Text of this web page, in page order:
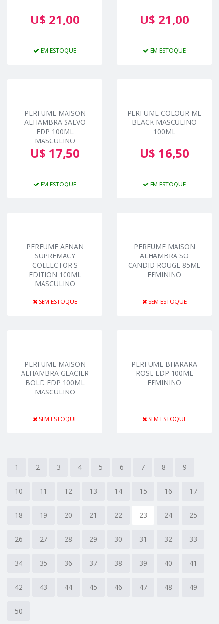
U$ 21,00
EM ESTOQUE
U$ 21,00
EM ESTOQUE
PERFUME MAISON
ALHAMBRA SALVO
EDP 100ML
MASCULINO
U$ 17,50
EM ESTOQUE
PERFUME COLOUR ME
BLACK MASCULINO
100ML
U$ 16,50
EM ESTOQUE
PERFUME AFNAN
SUPREMACY
COLLECTOR'S
EDITION 100ML
MASCULINO
SEM ESTOQUE
PERFUME MAISON
ALHAMBRA SO
CANDID ROUGE 85ML
FEMININO
SEM ESTOQUE
PERFUME MAISON
ALHAMBRA GLACIER
BOLD EDP 100ML
MASCULINO
SEM ESTOQUE
PERFUME BHARARA
ROSE EDP 100ML
FEMININO
SEM ESTOQUE
1 2 3 4 5 6 7 8 9
10 11 12 13 14 15 16 17
18 19 20 21 22 23 24 25
26 27 28 29 30 31 32 33
34 35 36 37 38 39 40 41
42 43 44 45 46 47 48 49
50